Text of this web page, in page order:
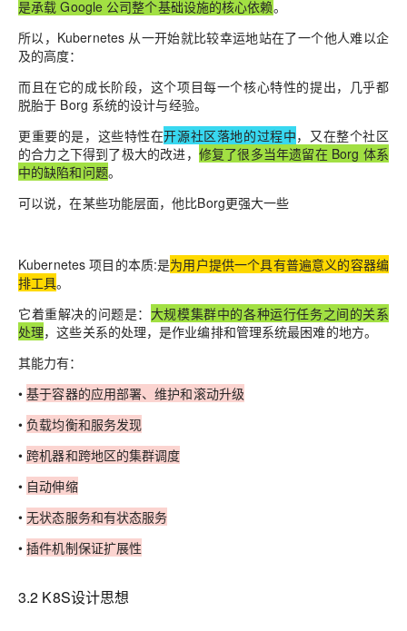
是承载 Google 公司整个基础设施的核心依赖。
所以，Kubernetes 从一开始就比较幸运地站在了一个他人难以企
及的高度：
而且在它的成长阶段，这个项目每一个核心特性的提出，几乎都
脱胎于 Borg 系统的设计与经验。
更重要的是，这些特性在开源社区落地的过程中，又在整个社区
的合力之下得到了极大的改进， 修复了很多当年遗留在 Borg 体系
中的缺陷和问题。
可以说，在某些功能层面，他比Borg更强大一些
Kubernetes 项目的本质:是为用户提供一个具有普遍意义的容器编
排工具。
它着重解决的问题是： 大规模集群中的各种运行任务之间的关系
处理，这些关系的处理，是作业编排和管理系统最困难的地方。
其能力有：
•基于容器的应用部署、维护和滚动升级
• 负载均衡和服务发现
• 跨机器和跨地区的集群调度
• 自动伸缩
•无状态服务和有状态服务
•插件机制保证扩展性
3.2 K8S设计思想